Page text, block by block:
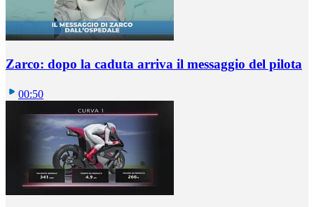
Zarco: dopo la caduta arriva il messaggio del pilota
00:50